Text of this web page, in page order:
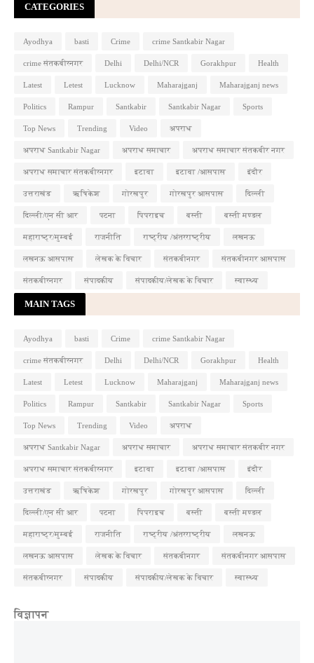
CATEGORIES
Ayodhya basti Crime crime Santkabir Nagar
crime संतकबीरनगर Delhi Delhi/NCR Gorakhpur Health
Latest Letest Lucknow Maharajganj Maharajganj news
Politics Rampur Santkabir Santkabir Nagar Sports
Top News Trending Video अपराध
अपराध Santkabir Nagar अपराध समाचार अपराध समाचार संतकबीर नगर
अपराध समाचार संतकबीरनगर इटावा इटावा /आसपास इंदौर
उत्तराखंड ऋषिकेश गोरखपुर गोरखपुर आसपास दिल्ली
दिल्ली/एन सी आर पटना पिपराइच बस्ती बस्ती मण्डल
महाराष्ट्र/मुम्बई राजनीति राष्ट्रीय /अंतरराष्ट्रीय लखनऊ
लखनऊ आसपास लेखक के विचार संतकबीनगर संतकबीनगर आसपास
संतकबीरनगर संपादकीय संपादकीय/लेखक के विचार स्वास्थ्य
MAIN TAGS
Ayodhya basti Crime crime Santkabir Nagar
crime संतकबीरनगर Delhi Delhi/NCR Gorakhpur Health
Latest Letest Lucknow Maharajganj Maharajganj news
Politics Rampur Santkabir Santkabir Nagar Sports
Top News Trending Video अपराध
अपराध Santkabir Nagar अपराध समाचार अपराध समाचार संतकबीर नगर
अपराध समाचार संतकबीरनगर इटावा इटावा /आसपास इंदौर
उत्तराखंड ऋषिकेश गोरखपुर गोरखपुर आसपास दिल्ली
दिल्ली/एन सी आर पटना पिपराइच बस्ती बस्ती मण्डल
महाराष्ट्र/मुम्बई राजनीति राष्ट्रीय /अंतरराष्ट्रीय लखनऊ
लखनऊ आसपास लेखक के विचार संतकबीनगर संतकबीनगर आसपास
संतकबीरनगर संपादकीय संपादकीय/लेखक के विचार स्वास्थ्य
विज्ञापन